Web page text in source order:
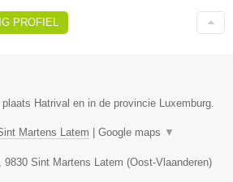
PROFIEL
Hatrival en in de provincie Luxemburg.
Martens Latem Google maps ▼
, 9830 Sint Martens Latem (Oost-Vlaanderen)